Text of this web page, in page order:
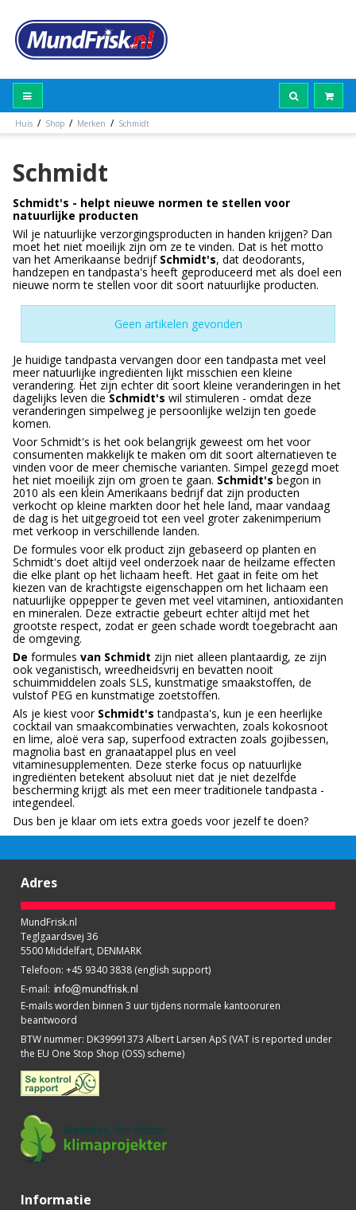
Huis / Shop / Merken / Schmidt
Schmidt
Schmidt's - helpt nieuwe normen te stellen voor
natuurlijke producten
Wil je natuurlijke verzorgingsproducten in handen krijgen? Dan
moet het niet moeilijk zijn om ze te vinden. Dat is het motto
van het Amerikaanse bedrijf Schmidt's, dat deodorants,
handzepen en tandpasta's heeft geproduceerd met als doel een
nieuwe norm te stellen voor dit soort natuurlijke producten.
Geen artikelen gevonden
Je huidige tandpasta vervangen door een tandpasta met veel
meer natuurlijke ingrediënten lijkt misschien een kleine
verandering. Het zijn echter dit soort kleine veranderingen in het
dagelijks leven dieSchmidt's wil stimuleren - omdat deze
veranderingen simpelweg je persoonlijke welzijn ten goede
komen.
Voor Schmidt's is het ook belangrijk geweest om het voor
consumenten makkelijk te maken om dit soort alternatieven te
vinden voor de meer chemische varianten. Simpel gezegd moet
het niet moeilijk zijn om groen te gaan. Schmidt'sbegon in
2010 als een klein Amerikaans bedrijf dat zijn producten
verkocht op kleine markten door het hele land, maar vandaag
de dag is het uitgegroeid tot een veel groter zakenimperium
met verkoop in verschillende landen.
De formules voor elk product zijn gebaseerd op planten en
Schmidt's doet altijd veel onderzoek naar de heilzame effecten
die elke plant op het lichaam heeft. Het gaat in feite om het
kiezen van de krachtigste eigenschappen om het lichaam een
natuurlijke oppepper te geven met veel vitaminen, antioxidanten
en mineralen. Deze extractie gebeurt echter altijd met het
grootste respect, zodat er geen schade wordt toegebracht aan
de omgeving.
De formules van Schmidt zijn niet alleen plantaardig, ze zijn
ook veganistisch, wreedheidsvrij en bevatten nooit
schuimmiddelen zoals SLS, kunstmatige smaakstoffen, de
vulstof PEG en kunstmatige zoetstoffen.
Als je kiest voor Schmidt's tandpasta's, kun je een heerlijke
cocktail van smaakcombinaties verwachten, zoals kokosnoot
en lime, aloë vera sap, superfood extracten zoals gojibessen,
magnolia bast en granaatappel plus en veel
vitaminesupplementen. Deze sterke focus op natuurlijke
ingrediënten betekent absoluut niet dat je niet dezelfde
bescherming krijgt als met een meer traditionele tandpasta -
integendeel.
Dus ben je klaar om iets extra goeds voor jezelf te doen?
Adres
MundFrisk.nl
Teglgaardsvej 36
5500 Middelfart, DENMARK
Telefoon: +45 9340 3838 (english support)
E-mail:
E-mails worden binnen 3 uur tijdens normale kantooruren
beantwoord
BTW nummer: DK39991373 Albert Larsen ApS (VAT is reported under
the EU One Stop Shop (OSS) scheme)
Informatie